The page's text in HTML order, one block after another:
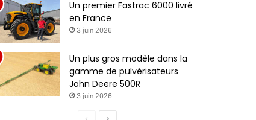
Un premier Fastrac 6000 livré
en France
3 juin 2026
Un plus gros modèle dans la
gamme de pulvérisateurs
John Deere 500R
3 juin 2026